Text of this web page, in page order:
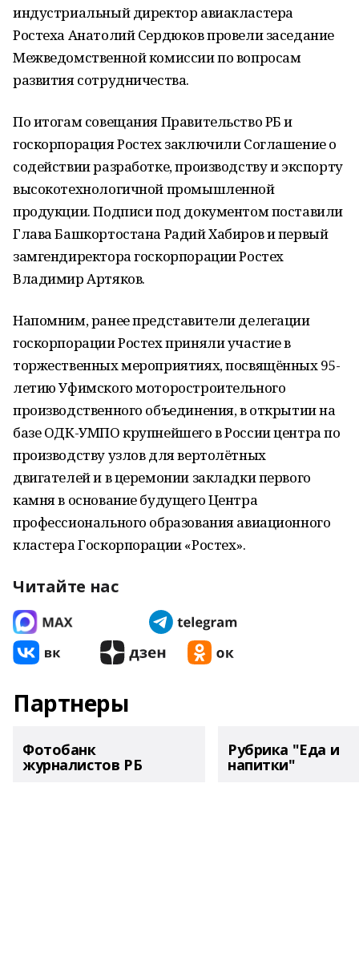
индустриальный директор авиакластера
Ростеха Анатолий Сердюков провели заседание
Межведомственной комиссии по вопросам
развития сотрудничества.
По итогам совещания Правительство РБ и
госкорпорация Ростех заключили Соглашение о
содействии разработке, производству и экспорту
высокотехнологичной промышленной
продукции. Подписи под документом поставили
Глава Башкортостана Радий Хабиров ипервый
замгендиректорагоскорпорации Ростех
Владимир Артяков.
Напомним, ранеепредставители делегации
госкорпорации Ростехприняли участие в
торжественных мероприятиях, посвящённых 95-
летию Уфимского моторостроительного
производственного объединения, в открытии на
базе ОДК-УМПО крупнейшего в России центра по
производству узлов для вертолётных
двигателей и в церемонии закладки первого
камня в основание будущего Центра
профессионального образования авиационного
кластера Госкорпорации «Ростех».
Читайте нас
Партнеры
Фотобанк
журналистов РБ
Рубрика "Еда и
напитки"